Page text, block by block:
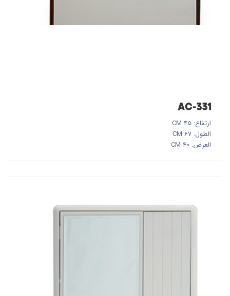
AC-331
ارتفاع: 45 CM
الطول: 67 CM
العرض: 40 CM